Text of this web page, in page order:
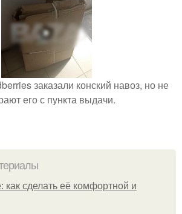
заказали конский навоз, но не
его с пункта выдачи.
как сделать её комфортной и